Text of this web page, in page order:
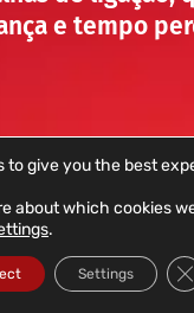
e tempo
to give you the best
about which cookies
.
Settings